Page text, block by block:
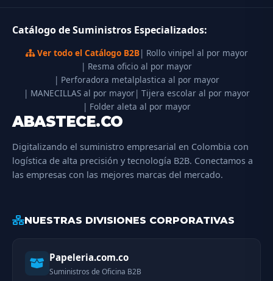
Catálogo de Suministros Especializados:
Ver todo el Catálogo B2B| Rollo vinipel al por mayor
| Resma oficio al por mayor
| Perforadora metalplastica al por mayor
| MANECILLAS al por mayor| Tijera escolar al por mayor
| Folder aleta al por mayor
ABASTECE.CO
Digitalizando el suministro empresarial en Colombia con
logística de alta precisión y tecnología B2B. Conectamos a
las empresas con las mejores marcas del mercado.
NUESTRAS DIVISIONES CORPORATIVAS
Papeleria.com.co
Suministros de Oficina B2B